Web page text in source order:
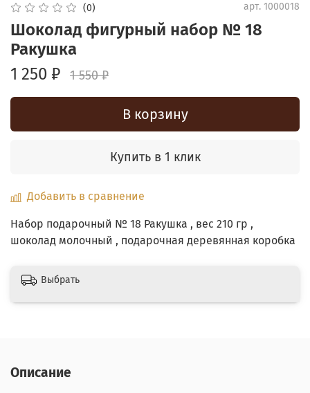
(0) арт. 1000018
Шоколад фигурный набор № 18
Ракушка
1 250 ₽
1 550 ₽
В корзину
Купить в 1 клик
Добавить в сравнение
Набор подарочный № 18 Ракушка , вес 210 гр ,
шоколад молочный , подарочная деревянная коробка
Выбрать
Описание